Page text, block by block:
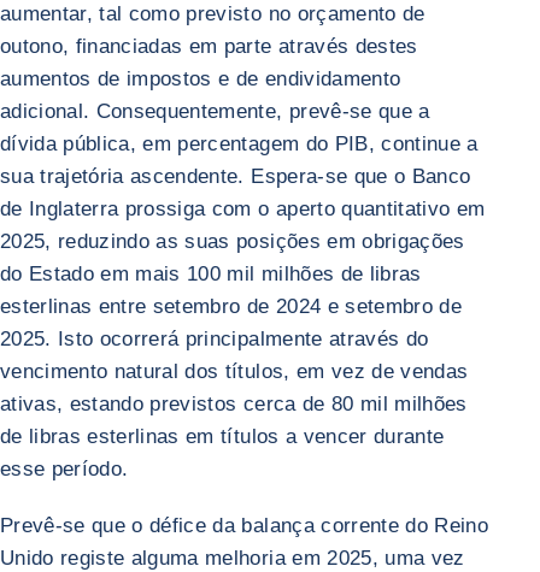
aumentar, tal como previsto no orçamento de
outono, financiadas em parte através destes
aumentos de impostos e de endividamento
adicional. Consequentemente, prevê-se que a
dívida pública, em percentagem do PIB, continue a
sua trajetória ascendente. Espera-se que o Banco
de Inglaterra prossiga com o aperto quantitativo em
2025, reduzindo as suas posições em obrigações
do Estado em mais 100 mil milhões de libras
esterlinas entre setembro de 2024 e setembro de
2025. Isto ocorrerá principalmente através do
vencimento natural dos títulos, em vez de vendas
ativas, estando previstos cerca de 80 mil milhões
de libras esterlinas em títulos a vencer durante
esse período.
Prevê-se que o défice da balança corrente do Reino
Unido registe alguma melhoria em 2025, uma vez